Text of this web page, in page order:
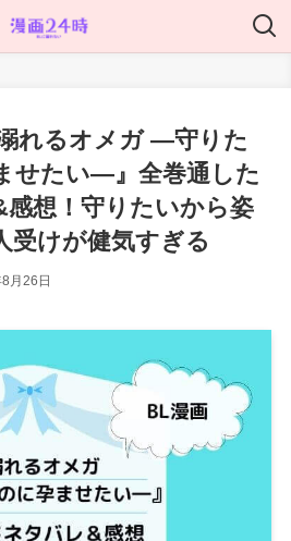
れるオメガ ―守りた
せたい―』全巻通した
感想！守りたいから姿
受けが健気すぎる
月26日